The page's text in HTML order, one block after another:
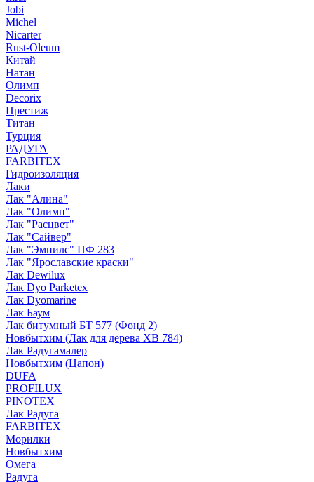
Jobi
Michel
Nicarter
Rust-Oleum
Китай
Натан
Олимп
Decorix
Престиж
Титан
Турция
РАДУГА
FARBITEX
Гидроизоляция
Лаки
Лак "Алина"
Лак "Олимп"
Лак "Расцвет"
Лак "Сайвер"
Лак "Эмпилс" ПФ 283
Лак "Ярославские краски"
Лак Dewilux
Лак Dyo Parketex
Лак Dyomarine
Лак Баум
Лак битумный БТ 577 (Фонд 2)
Новбытхим (Лак для дерева ХВ 784)
Лак Радугамалер
Новбытхим (Цапон)
DUFA
PROFILUX
PINOTEX
Лак Радуга
FARBITEX
Морилки
Новбытхим
Омега
Радуга